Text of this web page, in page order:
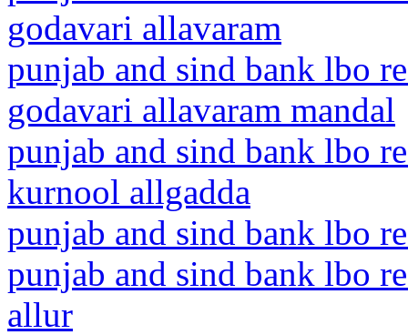
godavari allavaram
punjab and sind bank lbo
godavari allavaram mandal
punjab and sind bank lbo
kurnool allgadda
punjab and sind bank lbo
punjab and sind bank lbo
allur